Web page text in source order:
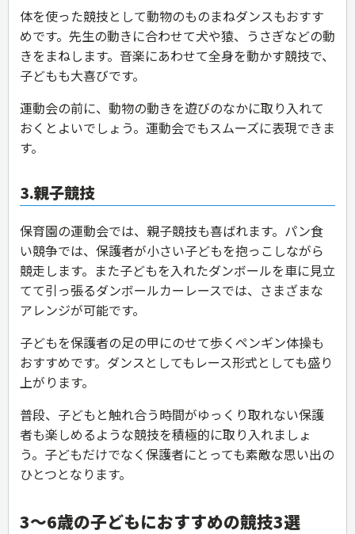
体を使った競技として動物のものまねダンスもおすす
めです。先生の動きに合わせて犬や猿、うさぎなどの動
きをまねします。音楽にあわせて全身を動かす競技で、
子どもも大喜びです。
運動会の前に、動物の動きを遊びのなかに取り入れて
おくとよいでしょう。運動会でもスムーズに表現できま
す。
3.親子競技
保育園の運動会では、親子競技も喜ばれます。パン食
い競争では、保護者が小さい子どもを抱っこしながら
競走します。また子どもを入れたダンボールを車に見立
てて引っ張るダンボールカーレースでは、さまざまな
アレンジが可能です。
子どもを保護者の足の甲にのせて歩くペンギン体操も
おすすめです。ダンスとしてもレース形式としても盛り
上がります。
普段、子どもと触れ合う時間がゆっくり取れない保護
者も楽しめるような競技を積極的に取り入れましょ
う。子どもだけでなく保護者にとっても素敵な思い出の
ひとつとなります。
3〜6歳の子どもにおすすめの競技3選